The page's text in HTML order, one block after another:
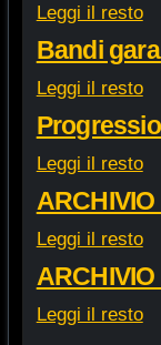
Leggi il resto
Bandi
Leggi il resto
Leggi il resto
Leggi il resto
Leggi il resto